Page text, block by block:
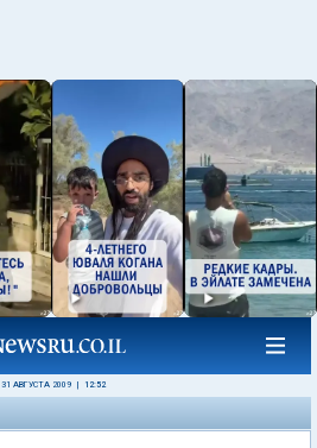
31 АВГУСТА 2009 12:52